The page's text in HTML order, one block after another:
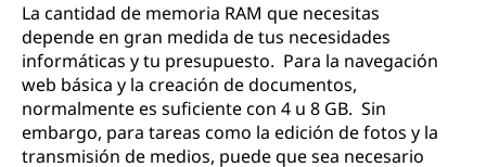
La cantidad de memoria RAM que necesitas
depende en gran medida de tus necesidades
informáticas y tu presupuesto. Para la navegación
web básica y la creación de documentos,
normalmente es suficiente con 4 u 8 GB. Sin
embargo, para tareas como la edición de fotos y la
transmisión de medios, puede que sea necesario